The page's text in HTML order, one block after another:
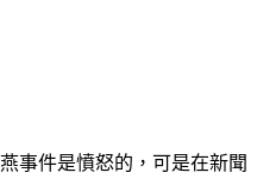
事件是憤怒的，可是在新聞